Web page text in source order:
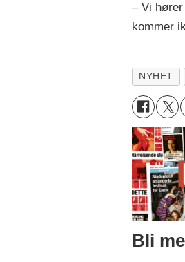
– Vi
kommer
NYHET
Bli